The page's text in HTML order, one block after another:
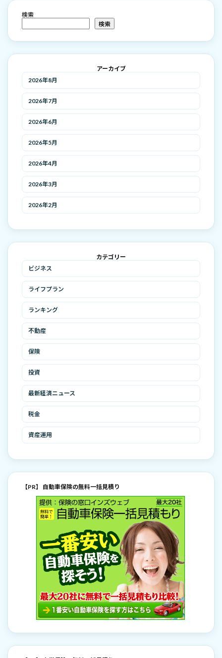
検索
検索
アーカイブ
2026年8月
2026年7月
2026年6月
2026年5月
2026年4月
2026年3月
2026年2月
カテゴリー
ビジネス
ライフプラン
ランキング
不動産
保険
投資
最新経済ニュース
税金
資産運用
【PR】 自動車保険の無料一括見積り